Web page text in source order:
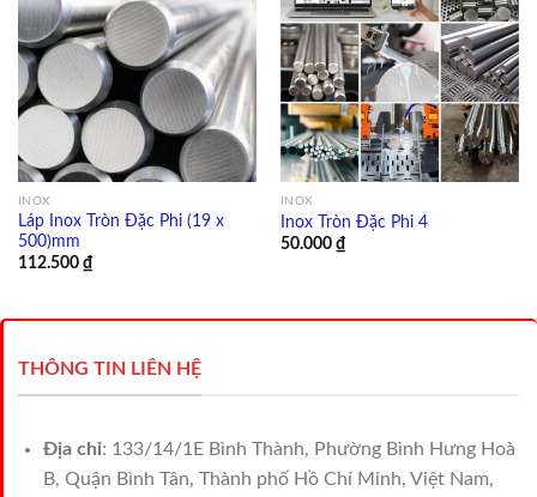
INOX
Láp Inox Tròn Đặc Phi (19 x
500)mm
112.500 ₫
INOX
Inox Tròn Đặc Phi 4
50.000 ₫
THÔNG TIN LIÊN HỆ
Địa chỉ: 133/14/1E Bình Thành, Phường Bình Hưng Hoà
B, Quận Bình Tân, Thành phố Hồ Chí Minh, Việt Nam,